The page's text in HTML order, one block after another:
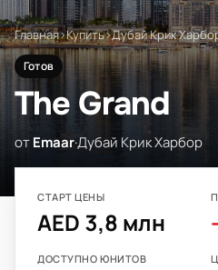
Главная›Купить›Дубай Крик
Готов
The Grand
отEmaar·Дубай Крик Харбор
СТАРТ ЦЕНЫ
AED 3,8 млн
ДОСТУПНО ЮНИТОВ